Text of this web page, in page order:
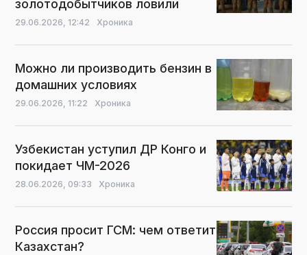
золотодобытчиков ловили
29.06.2026, 12:42 Хроника
Можно ли производить бензин в
домашних условиях
29.06.2026, 11:22 Хроника
Узбекистан уступил ДР Конго и
покидает ЧМ-2026
28.06.2026, 09:33 Хроника
Россия просит ГСМ: чем ответит
Казахстан?